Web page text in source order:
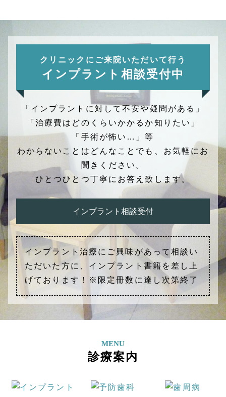
クリニックにご来院いただいて行う
インプラント相談受付中
「インプラントに対して不安や疑問がある」
「治療費はどのくらいかかるか知りたい」
「手術が怖い…」等
わからないことはどんなことでも、お気軽にお
聞きください。
ひとつひとつ丁寧にお答え致します。
インプラント相談受付
インプラント治療にご興味があって相談い
ただいた方に、インプラント書籍を差し上
げております！※限定冊数に達し次第終了
MENU
診療案内